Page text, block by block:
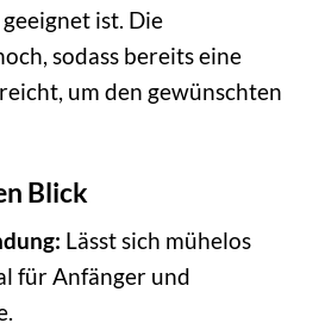
ist. Die
sodass bereits eine
um den gewünschten
Blick
Lässt sich mühelos
für Anfänger und